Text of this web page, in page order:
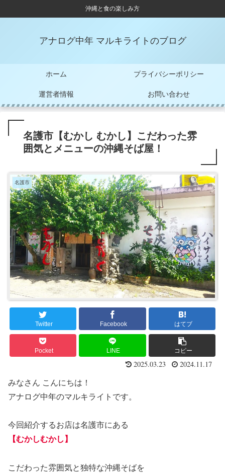
沖縄と食の楽しみ方
アナログ中年 マルキライトのブログ
ホーム プライバシーポリシー
運営者情報 お問い合わせ
名護市【むかし むかし】こだわった雰
囲気とメニューの沖縄そば屋！
名護市
Twitter Facebook はてブ
Pocket LINE コピー
2025.03.23 2024.11.17
みなさん こんにちは！
アナログ中年のマルキライトです。
今回紹介するお店は名護市にある
【むかしむかし】
こだわった雰囲気と独特な沖縄そばを